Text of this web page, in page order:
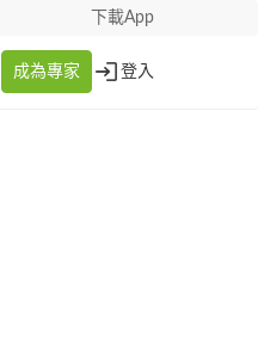
下載App
成為專家 登入